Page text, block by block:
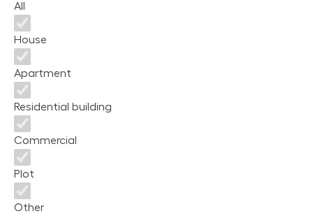
All
House
Apartment
Residential building
Commercial
Plot
Other